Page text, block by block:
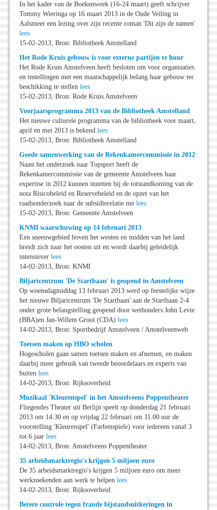
In het kader van de Boekenweek (16-24 maart) geeft schrijver
Tommy Wieringa op 16 maart 2013 in de Oude Veiling in
Aalsmeer een lezing over zijn recente roman 'Dit zijn de namen'
lees
15-02-2013, Bron: Bibliotheek Amstelland
Het Rode Kruis gebouw is voor externe partijen te huur
Het Rode Kruis Amstelveen heeft besloten om voor organisaties
en instellingen met een maatschappelijk belang haar gebouw ter
beschikking te stellen lees
15-02-2013, Bron: Rode Kruis Amstelveen
Voorjaarsprogramma 2013 van de Bibliotheek Amstelland
Het nieuwe culturele programma van de bibliotheek voor maart,
april en mei 2013 is bekend lees
15-02-2013, Bron: Bibliotheek Amstelland
Goede samenwerking van de Rekenkamercommissie in 2012
Naast het onderzoek naar Topsport heeft de
Rekenkamercommissie van de gemeente Amstelveen haar
expertise in 2012 kunnen inzetten bij de totstandkoming van de
nota Risicobeleid en Reservebeleid en de opzet van het
raadsonderzoek naar de subsidierelatie me lees
15-02-2013, Bron: Gemeente Amstelveen
KNMI waarschuwing op 14 februari 2013
Een sneeuwgebied boven het westen en midden van het land
breidt zich naar het oosten uit en wordt daarbij geleidelijk
intensiever lees
14-02-2013, Bron: KNMI
Biljartcentrum 'De Startbaan' is geopend in Amstelveen
Op woensdagmiddag 13 februari 2013 werd op feestelijke wijze
het nieuwe Biljartcentrum 'De Startbaan' aan de Startbaan 2-4
onder grote belangstelling geopend door wethouders John Levie
(BBA)en Jan-Willem Groot (CDA) lees
14-02-2013, Bron: Sportbedrijf Amstelveen / Amstelveenweb
Toetsen maken op HBO scholen
Hogescholen gaan samen toetsen maken en afnemen, en maken
daarbij meer gebruik van tweede beoordelaars en experts van
buiten lees
14-02-2013, Bron: Rijksoverheid
Muzikaal 'Kleurenspel' in het Amstelveens Poppentheater
Fliegendes Theater uit Berlijn speelt op donderdag 21 februari
2013 om 14.30 en op vrijdag 22 februari om 11.00 uur de
voorstelling 'Kleurenspel' (Farbenspiele) voor iedereen vanaf 3
tot 6 jaar lees
14-02-2013, Bron: Amstelveens Poppentheater
35 arbeidsmarktregio's krijgen 5 miljoen euro
De 35 arbeidsmarktregio's krijgen 5 miljoen euro om meer
werkzoekenden aan werk te helpen lees
14-02-2013, Bron: Rijksoverheid
Betere controle tegen fraude bijstandsuitkeringen in